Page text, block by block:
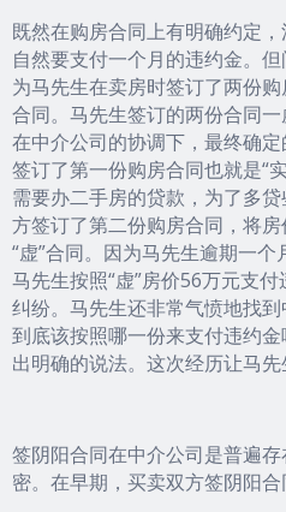
既然在购房合同上有明确约定
自然要支付一个月的违约金。
为马先生在卖房时签订了两份
合同。马先生签订的两份合同
在中介公司的协调下，最终确
签订了第一份购房合同也就是“
需要办二手房的贷款，为了多
方签订了第二份购房合同，将
“虚”合同。因为马先生逾期一
马先生按照“虚”房价56万元支
纠纷。马先生还非常气愤地找
到底该按照哪一份来支付违约
出明确的说法。这次经历让马先
签阴阳合同在中介公司是普遍
密。在早期，买卖双方签阴阳合